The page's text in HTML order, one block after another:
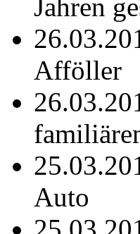
Jahren
Afföller
Auto